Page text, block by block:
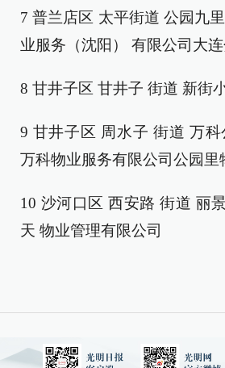
7 普兰店区 太平街道 公园九
业服务（沈阳） 有限公司大连
8 甘井子区 甘井子 街道 新街
9 甘井子区 周水子 街道 万
万科物业服务有限公司公园里
10 沙河口区 西安路 街道 丽
天 物业管理有限公司